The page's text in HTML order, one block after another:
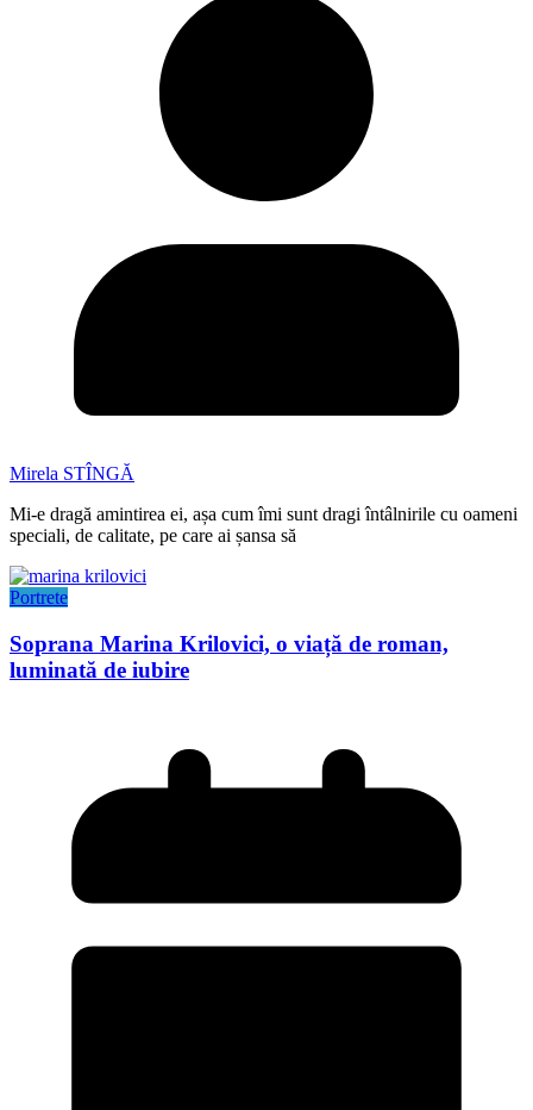
Mirela STÎNGĂ
Mi-e dragă amintirea ei, așa cum îmi sunt dragi întâlnirile cu oameni
speciali, de calitate, pe care ai șansa să
Portrete
Soprana Marina Krilovici, o viață de roman,
luminată de iubire